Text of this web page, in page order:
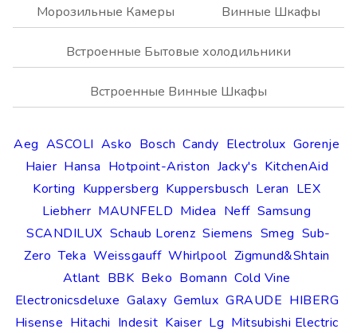
Aeg ASCOLI Asko Bosch Candy Electrolux Gorenje
Haier Hansa Hotpoint-Ariston Jacky's KitchenAid
Korting Kuppersberg Kuppersbusch Leran LEX
Liebherr MAUNFELD Midea Neff Samsung
SCANDILUX Schaub Lorenz Siemens Smeg Sub-
Zero Teka Weissgauff Whirlpool Zigmund&Shtain
Atlant BBK Beko Bomann Cold Vine
Electronicsdeluxe Galaxy Gemlux GRAUDE HIBERG
Hisense Hitachi Indesit Kaiser Lg Mitsubishi Electric
Морозильные Камеры Винные Шкафы
Встроенные Бытовые холодильники
Встроенные Винные Шкафы